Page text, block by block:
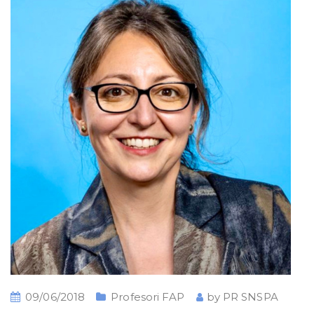
09/06/2018 Profesori FAP by PR SNSPA